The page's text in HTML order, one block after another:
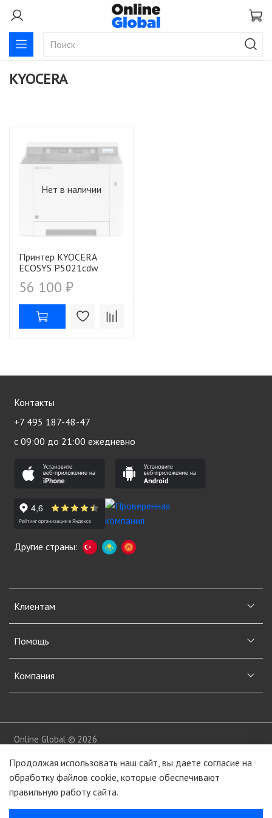
KYOCERA
Нет в наличии
Принтер KYOCERA
ECOSYS P5021cdw
56 100 ₽
Клиентам
Помощь
Компания
Контакты
+7 495 187-48-47
с 09:00 до 21:00 ежедневно
Другие страны:
Online Global © 2026
Продолжая использовать наш сайт, вы даете согласие на
обработку файлов cookie, которые обеспечивают
правильную работу сайта.